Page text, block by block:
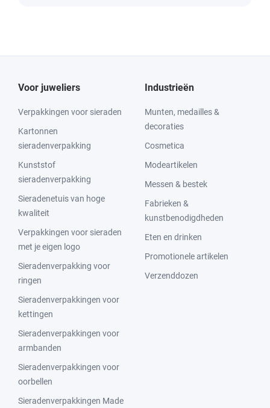
Voor juweliers
Verpakkingen voor sieraden
Kartonnen
sieradenverpakking
Kunststof
sieradenverpakking
Sieradenetuis van hoge
kwaliteit
Verpakkingen voor sieraden
met je eigen logo
Sieradenverpakking voor
ringen
Sieradenverpakkingen voor
kettingen
Sieradenverpakkingen voor
armbanden
Sieradenverpakkingen voor
oorbellen
Sieradenverpakkingen Made
Industrieën
Munten, medailles &
decoraties
Cosmetica
Modeartikelen
Messen & bestek
Fabrieken &
kunstbenodigdheden
Eten en drinken
Promotionele artikelen
Verzenddozen